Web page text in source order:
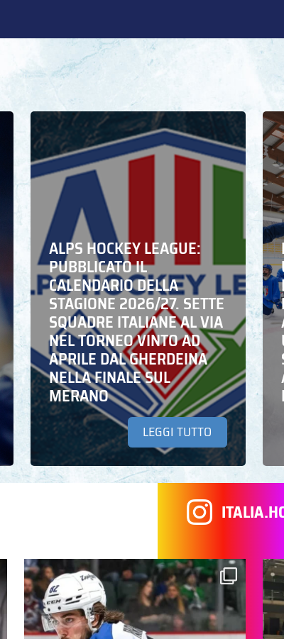
ALPS HOCKEY LEAGUE:
PUBBLICATO IL
CALENDARIO DELLA
STAGIONE 2026/27. SETTE
SQUADRE ITALIANE AL VIA
NEL TORNEO VINTO AD
APRILE DAL GHERDEINA
NELLA FINALE SUL
MERANO
LEGGI TUTTO